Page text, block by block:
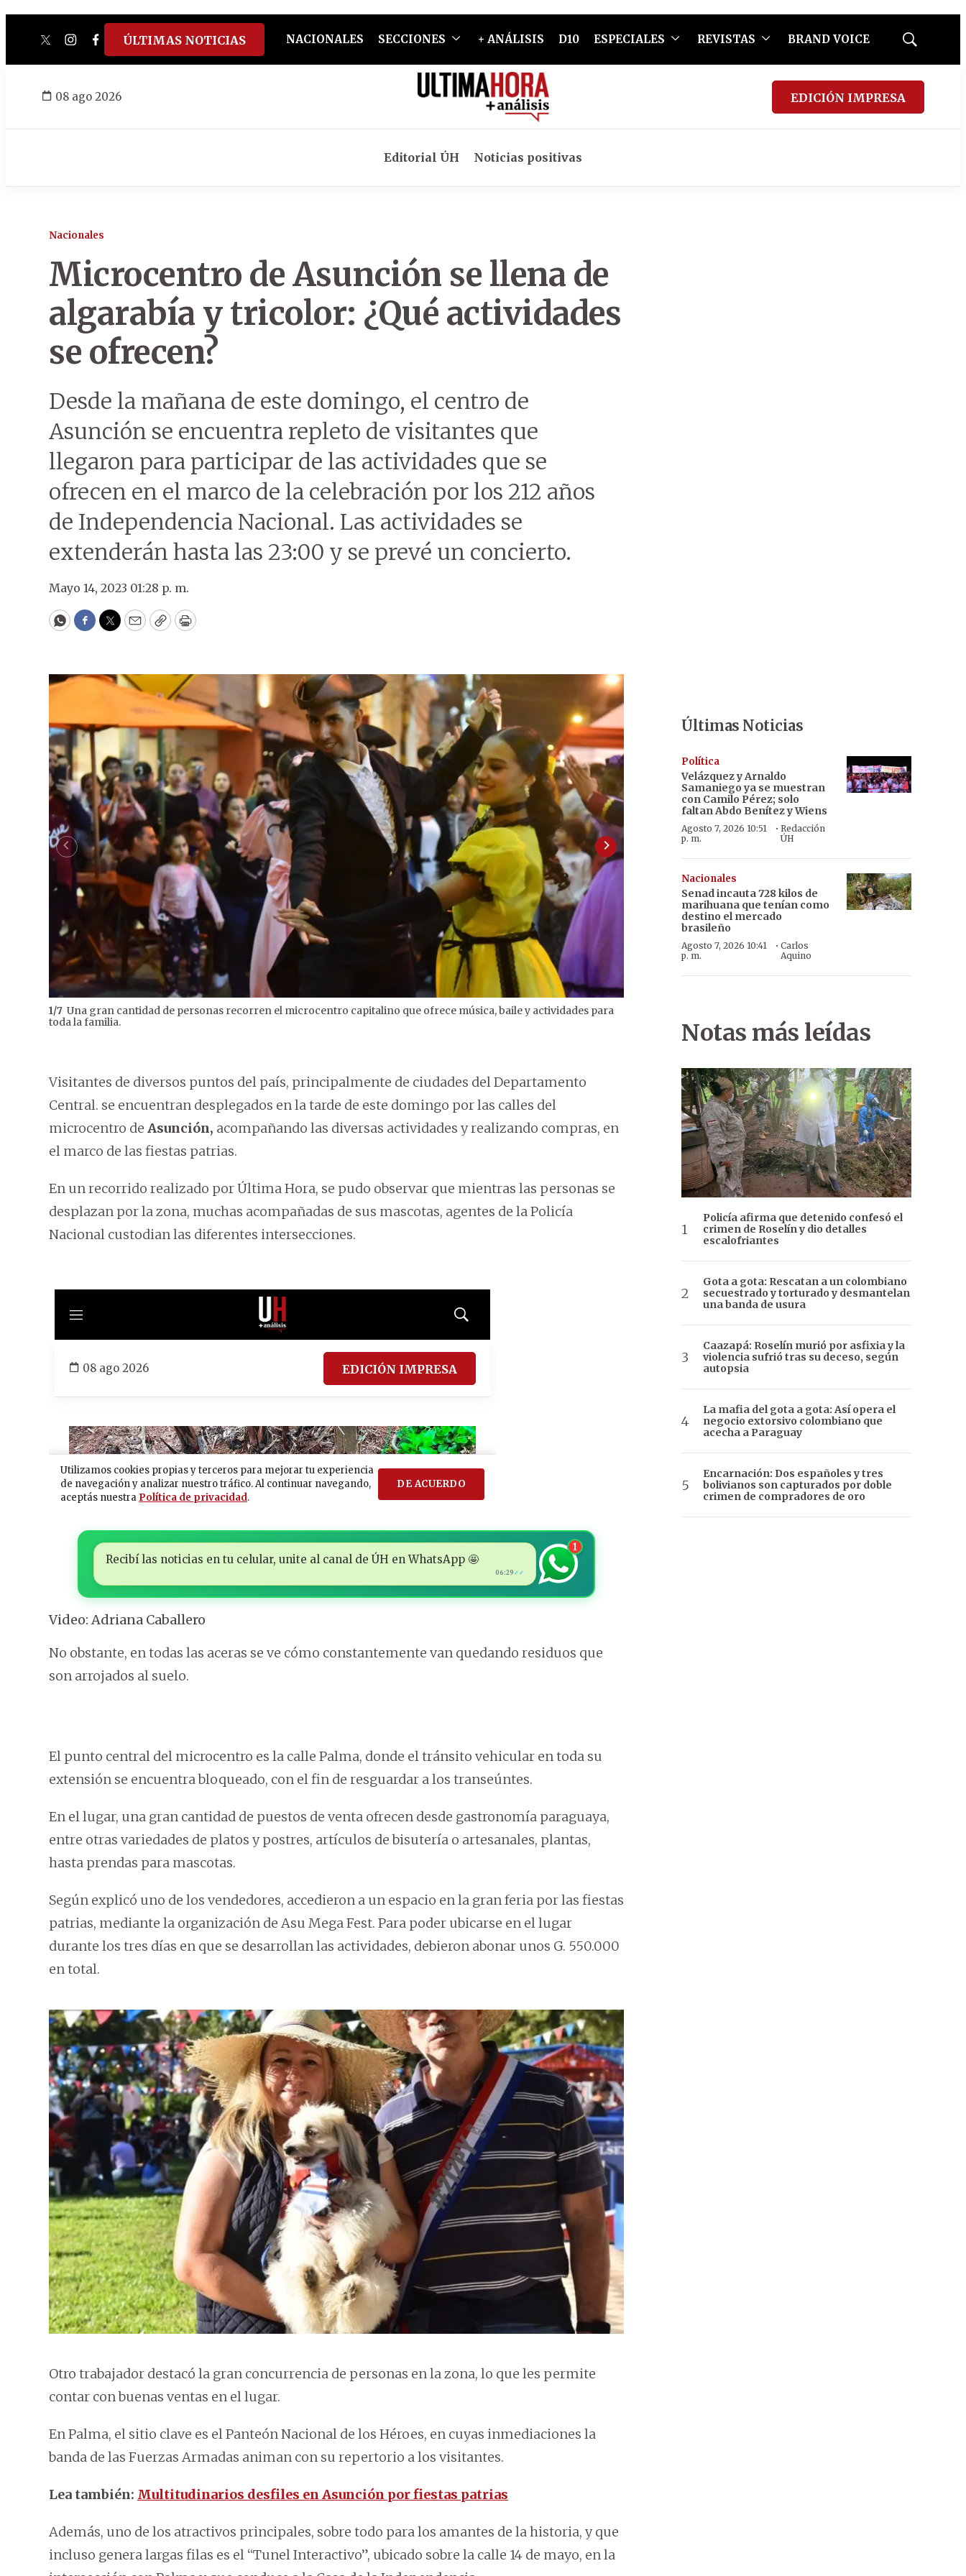
twitterinstagram
facebook
tiktokyoutube
spotify
ÚLTIMAS NOTICIAS NACIONALES SECCIONES + ANÁLISIS D10 ESPECIALES REVISTAS BRAND VOICE
Mostrar
08 ago 2026 EDICIÓN IMPRESA
Editorial ÚH Noticias positivas
Nacionales
Microcentro de Asunción se llena de
algarabía y tricolor: ¿Qué actividades
se ofrecen?
Desde la mañana de este domingo, el centro de
Asunción se encuentra repleto de visitantes que
llegaron para participar de las actividades que se
ofrecen en el marco de la celebración por los 212 años
de Independencia Nacional. Las actividades se
extenderán hasta las 23:00 y se prevé un concierto.
Mayo 14, 2023 01:28 p. m.
WhatsApp
Facebook
Twitter
EmailCopyPrint
1/7 Una gran cantidad de personas recorren el microcentro capitalino que ofrece música, baile y actividades para
toda la familia.
Visitantes de diversos puntos del país, principalmente de ciudades del Departamento
Central. se encuentran desplegados en la tarde de este domingo por las calles del
microcentro de Asunción, acompañando las diversas actividades y realizando compras, en
el marco de las fiestas patrias.
En un recorrido realizado por Última Hora, se pudo observar que mientras las personas se
desplazan por la zona, muchas acompañadas de sus mascotas, agentes de la Policía
Nacional custodian las diferentes intersecciones.
Recibí las noticias en tu celular, unite al canal de ÚH en WhatsApp 🤩
06:29 ✓✓
1
Video: Adriana Caballero
No obstante, en todas las aceras se ve cómo constantemente van quedando residuos que
son arrojados al suelo.
El punto central del microcentro es la calle Palma, donde el tránsito vehicular en toda su
extensión se encuentra bloqueado, con el fin de resguardar a los transeúntes.
En el lugar, una gran cantidad de puestos de venta ofrecen desde gastronomía paraguaya,
entre otras variedades de platos y postres, artículos de bisutería o artesanales, plantas,
hasta prendas para mascotas.
Según explicó uno de los vendedores, accedieron a un espacio en la gran feria por las fiestas
patrias, mediante la organización de Asu Mega Fest. Para poder ubicarse en el lugar
durante los tres días en que se desarrollan las actividades, debieron abonar unos G. 550.000
en total.
Otro trabajador destacó la gran concurrencia de personas en la zona, lo que les permite
contar con buenas ventas en el lugar.
En Palma, el sitio clave es el Panteón Nacional de los Héroes, en cuyas inmediaciones la
banda de las Fuerzas Armadas animan con su repertorio a los visitantes.
Lea también: Multitudinarios desfiles en Asunción por fiestas patrias
Además, uno de los atractivos principales, sobre todo para los amantes de la historia, y que
incluso genera largas filas es el “Tunel Interactivo”, ubicado sobre la calle 14 de mayo, en la
Últimas Noticias
Política
Velázquez y Arnaldo
Samaniego ya se muestran
con Camilo Pérez; solo
faltan Abdo Benítez y Wiens
Agosto 7, 2026 10:51
p. m.
·Redacción
ÚH
Nacionales
Senad incauta 728 kilos de
marihuana que tenían como
destino el mercado
brasileño
Agosto 7, 2026 10:41
p. m.
· Carlos
Aquino
Notas más leídas
Policía afirma que detenido confesó el
crimen de Roselín y dio detalles
escalofriantes
Gota a gota: Rescatan a un colombiano
secuestrado y torturado y desmantelan
una banda de usura
Caazapá: Roselín murió por asfixia y la
violencia sufrió tras su deceso, según
autopsia
La mafia del gota a gota: Así opera el
negocio extorsivo colombiano que
acecha a Paraguay
Encarnación: Dos españoles y tres
bolivianos son capturados por doble
crimen de compradores de oro